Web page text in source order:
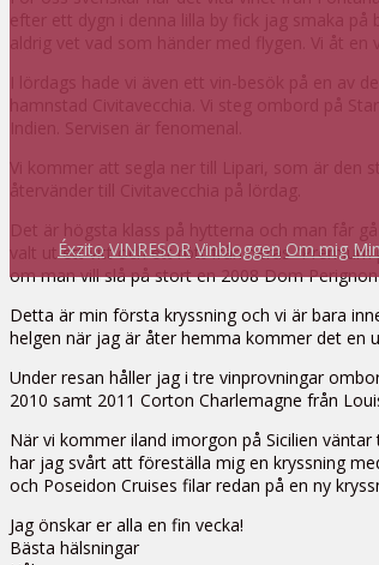
Éxzito VINRESOR Vinbloggen Om mig
efter ett dygn i denna lilla by fick jag smaka
aldrig vet vad som händer med flygen. Vi åt
I lördags hade vi även ett vin-besök på en av
hamnstad Civitavecchia. Vi steg ombord på
Indien. Servisen är fenomenal.
Vi kommer att segla ner till Lipari, som är den
återvänder till Civitavecchia på lördag.
Det är högsta klass på hytterna och man får
valt ut ett vitt och ett rött från deras
om man vill slå på stort en 2008 Dom
Detta är min första kryssning och vi är bara
helgen när jag är åter hemma kommer det en
Under resan håller jag i tre vinprovningar
2010 samt 2011 Corton Charlemagne från
När vi kommer iland imorgon på Sicilien
har jag svårt att föreställa mig en kryssning
och Poseidon Cruises filar redan på en ny
Jag önskar er alla en fin vecka!
Bästa hälsningar